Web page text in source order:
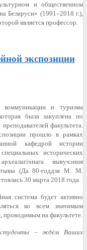
и общественном
Беларуси» (1991–2018 г.),
является профессор.
экспозиции
коммуникации и туризма
была закуплена по
факультета.
прошло в рамках
кафедрой истории
исторических
вывучэння
(Да 80-годдзя М. М.
30 марта 2018 года.
система будет активно
ко всем значимым
на факультете.
студенты – ждём Ваших